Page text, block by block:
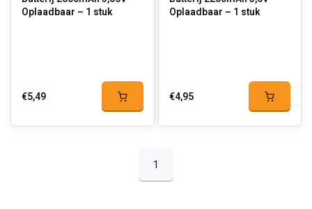
Oplaadbaar – 1 stuk
€5,49
Oplaadbaar – 1 stuk
€4,95
1